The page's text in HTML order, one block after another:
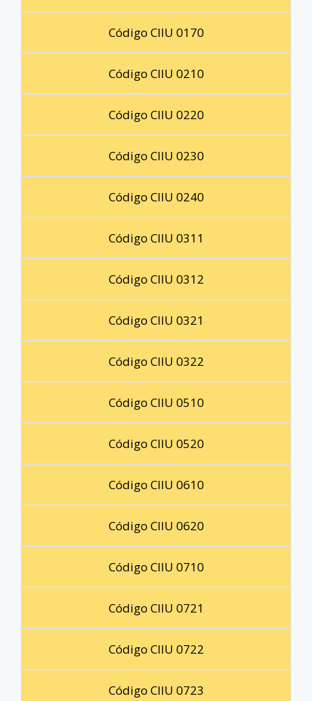
Código CIIU 0170
Código CIIU 0210
Código CIIU 0220
Código CIIU 0230
Código CIIU 0240
Código CIIU 0311
Código CIIU 0312
Código CIIU 0321
Código CIIU 0322
Código CIIU 0510
Código CIIU 0520
Código CIIU 0610
Código CIIU 0620
Código CIIU 0710
Código CIIU 0721
Código CIIU 0722
Código CIIU 0723